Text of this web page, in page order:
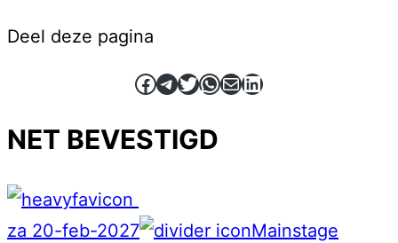
Deel deze pagina
Facebook
Telegram
Twitter
WhatsApp
E-mailLinkedIn
NET BEVESTIGD
za 20-feb-2027
Mainstage